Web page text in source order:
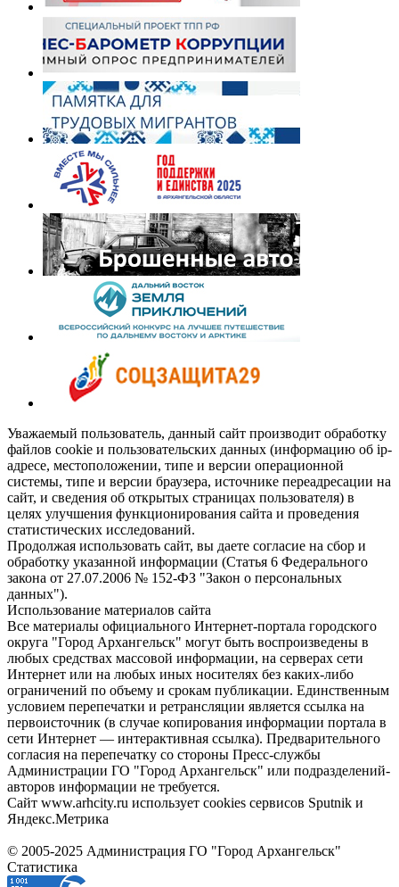
Уважаемый пользователь, данный сайт производит обработку
файлов cookie и пользовательских данных (информацию об ip-
адресе, местоположении, типе и версии операционной
системы, типе и версии браузера, источнике переадресации на
сайт, и сведения об открытых страницах пользователя) в
целях улучшения функционирования сайта и проведения
статистических исследований.
Продолжая использовать сайт, вы даете согласие на сбор и
обработку указанной информации (Статья 6 Федерального
закона от 27.07.2006 № 152-ФЗ "Закон о персональных
данных").
Использование материалов сайта
Все материалы официального Интернет-портала городского
округа "Город Архангельск" могут быть воспроизведены в
любых средствах массовой информации, на серверах сети
Интернет или на любых иных носителях без каких-либо
ограничений по объему и срокам публикации. Единственным
условием перепечатки и ретрансляции является ссылка на
первоисточник (в случае копирования информации портала в
сети Интернет — интерактивная ссылка). Предварительного
согласия на перепечатку со стороны Пресс-службы
Администрации ГО "Город Архангельск" или подразделений-
авторов информации не требуется.
Сайт www.arhcity.ru использует cookies сервисов Sputnik и
Яндекс.Метрика
© 2005-2025 Администрация ГО "Город Архангельск"
Статистика